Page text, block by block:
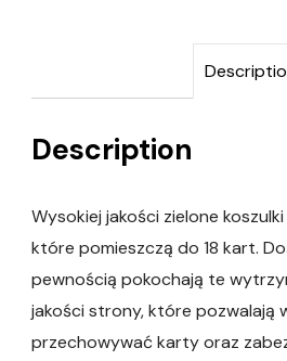
Description
Wysokiej jakości zielone
które pomieszczą do 18 kart.
pewnością pokochają te
jakości strony, które pozwalają
przechowywać karty oraz